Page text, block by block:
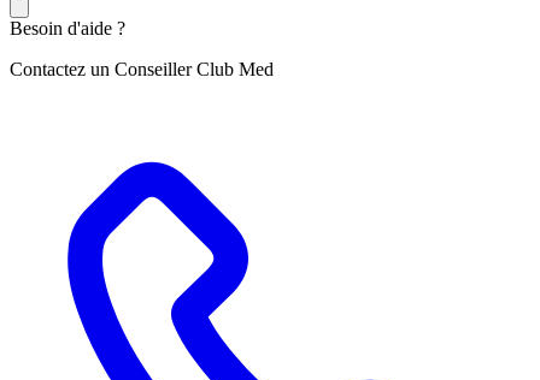
Besoin d'aide ?
Contactez un Conseiller Club Med